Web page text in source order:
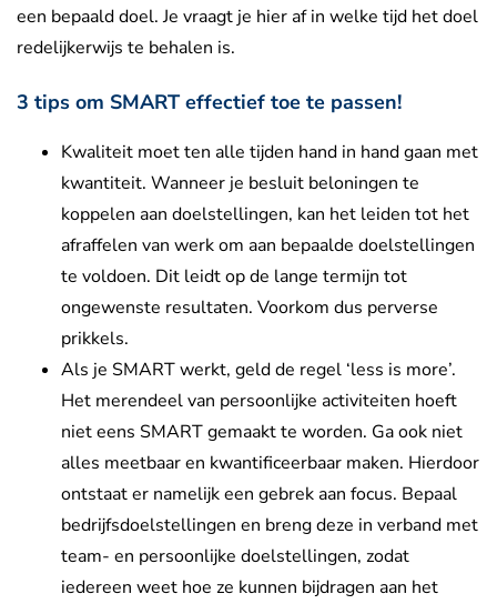
een bepaald doel. Je vraagt je hier af in welke tijd het doel
redelijkerwijs te behalen is.
3 tips om SMART effectief toe te passen!
Kwaliteit moet ten alle tijden hand in hand gaan met
kwantiteit. Wanneer je besluit beloningen te
koppelen aan doelstellingen, kan het leiden tot het
afraffelen van werk om aan bepaalde doelstellingen
te voldoen. Dit leidt op de lange termijn tot
ongewenste resultaten. Voorkom dus perverse
prikkels.
Als je SMART werkt, geld de regel ‘less is more’.
Het merendeel van persoonlijke activiteiten hoeft
niet eens SMART gemaakt te worden. Ga ook niet
alles meetbaar en kwantificeerbaar maken. Hierdoor
ontstaat er namelijk een gebrek aan focus. Bepaal
bedrijfsdoelstellingen en breng deze in verband met
team- en persoonlijke doelstellingen, zodat
iedereen weet hoe ze kunnen bijdragen aan het